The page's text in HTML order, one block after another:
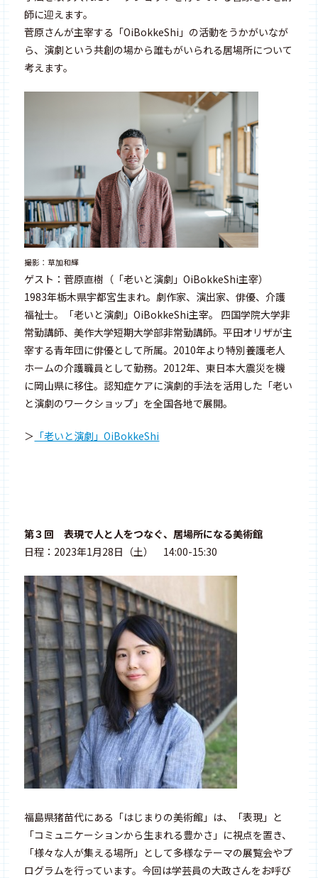
師に迎えます。
菅原さんが主宰する「OiBokkeShi」の活動をうかがいなが
ら、演劇という共創の場から誰もがいられる居場所について
考えます。
撮影：草加和輝
ゲスト：菅原直樹（「老いと演劇」OiBokkeShi主宰）
1983年栃木県宇都宮生まれ。劇作家、演出家、俳優、介護
福祉士。「老いと演劇」OiBokkeShi主宰。 四国学院大学非
常勤講師、美作大学短期大学部非常勤講師。平田オリザが主
宰する青年団に俳優として所属。2010年より特別養護老人
ホームの介護職員として勤務。2012年、東日本大震災を機
に岡山県に移住。認知症ケアに演劇的手法を活用した「老い
と演劇のワークショップ」を全国各地で展開。
＞ 「老いと演劇」OiBokkeShi
第３回 表現で人と人をつなぐ、居場所になる美術館
日程：2023年1月28日（土） 14:00-15:30
福島県猪苗代にある「はじまりの美術館」は、「表現」と
「コミュニケーションから生まれる豊かさ」に視点を置き、
「様々な人が集える場所」として多様なテーマの展覧会やプ
ログラムを行っています。今回は学芸員の大政さんをお呼び